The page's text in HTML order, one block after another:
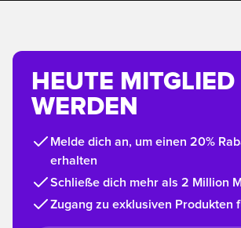
HEUTE MITGLIED
WERDEN
Melde dich an, um einen 20%
erhalten
Schließe dich mehr als 2 Million
Zugang zu exklusiven Produkten